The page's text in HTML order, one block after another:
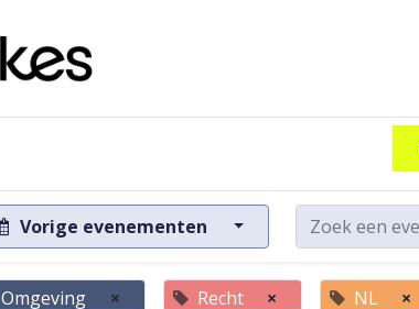
Vorige evenementen
Omgeving × Recht × NL ×